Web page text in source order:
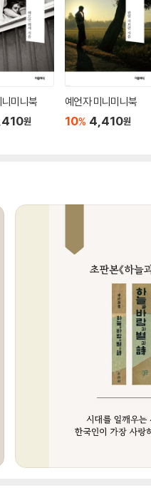
미니북
원
예언자 미니미니북
10% 4,410원